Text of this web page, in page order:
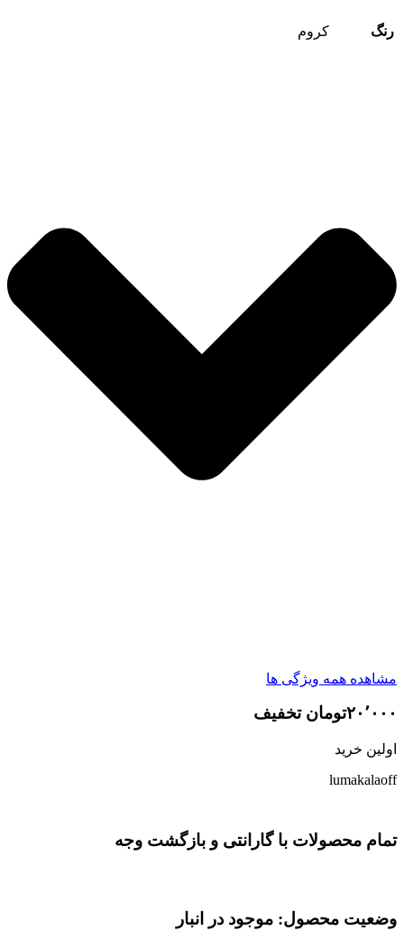
رنگ کروم
مشاهده همه ویژگی ها
۲۰٬۰۰۰تومان تخفیف
اولین خرید
lumakalaoff
تمام محصولات با گارانتی و بازگشت وجه
وضعیت محصول: موجود در انبار